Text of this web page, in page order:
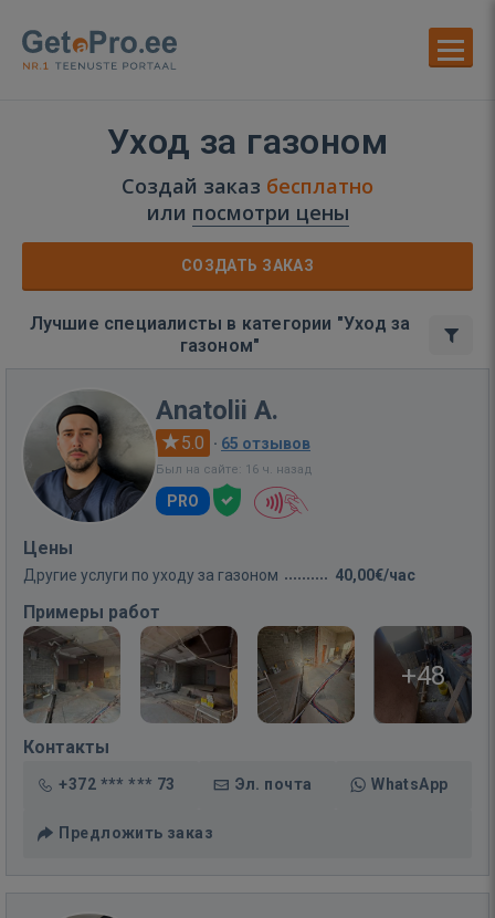
Уход за газоном
Создай заказ бесплатно
или посмотри цены
СОЗДАТЬ ЗАКАЗ
Лучшие специалисты в категории "Уход за
газоном"
Anatolii A.
5.0 · 65 отзывов
Был на сайте: 16 ч. назад
PRO
Цены
Другие услуги по уходу за газоном 40,00€/час
Примеры работ
+48
Контакты
+372 *** *** 73 Эл. почта WhatsApp
Предложить заказ